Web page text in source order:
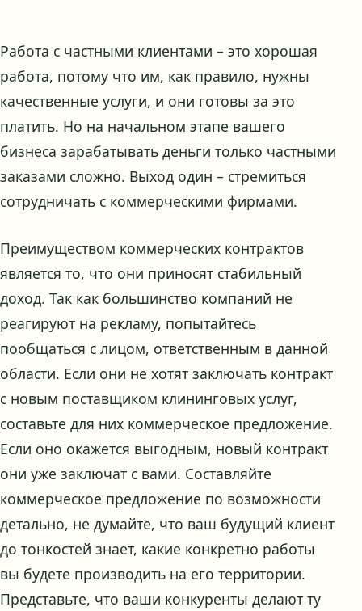
Работа с частными клиентами – это хорошая
работа, потому что им, как правило, нужны
качественные услуги, и они готовы за это
платить. Но на начальном этапе вашего
бизнеса зарабатывать деньги только частными
заказами сложно. Выход один – стремиться
сотрудничать с коммерческими фирмами.
Преимуществом коммерческих контрактов
является то, что они приносят стабильный
доход. Так как большинство компаний не
реагируют на рекламу, попытайтесь
пообщаться с лицом, ответственным в данной
области. Если они не хотят заключать контракт
с новым поставщиком клининговых услуг,
составьте для них коммерческое предложение.
Если оно окажется выгодным, новый контракт
они уже заключат с вами. Составляйте
коммерческое предложение по возможности
детально, не думайте, что ваш будущий клиент
до тонкостей знает, какие конкретно работы
вы будете производить на его территории.
Представьте, что ваши конкуренты делают ту